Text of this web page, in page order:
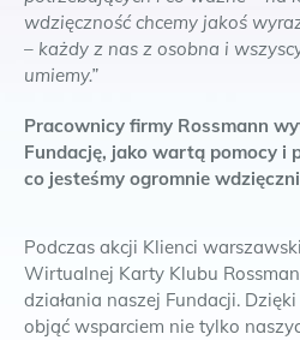
wdzięczność chcemy jakoś
– każdy z nas z osobna i
umiemy.”
Pracownicy firmy Rossmann
Fundację, jako wartą pomocy i
co jesteśmy ogromnie
Podczas akcji Klienci
Wirtualnej Karty Klubu
działania naszej Fundacji.
objąć wsparciem nie tylko